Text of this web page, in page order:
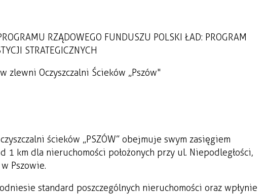
RZĄDOWEGO FUNDUSZU POLSKI ŁAD: PROGRAM
STRATEGICZNYCH
zlewni Oczyszczalni Ścieków „Pszów"
ścieków „PSZÓW” obejmuje swym zasięgiem
km dla nieruchomości położonych przy ul. Niepodległości,
Pszowie.
standard poszczególnych nieruchomości oraz wpłynie